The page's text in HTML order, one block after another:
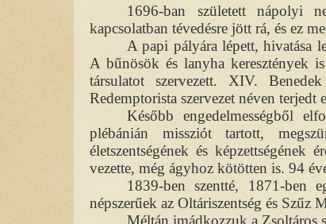
1696-ban született nápolyi
kapcsolatban tévedésre jött rá, és ez
A papi pályára lépett, hivatása
A bűnösök és lanyha keresztények
társulatot szervezett. XIV.
Redemptorista szervezet néven terjedt
Később engedelmességből
plébánián missziót tartott,
életszentségének és képzettségének
vezette, még ágyhoz kötötten is. 94
1839-ben szentté, 1871-ben
népszerűek az Oltáriszentség és Szűz
Méltán imádkozzuk a Zsoltáros